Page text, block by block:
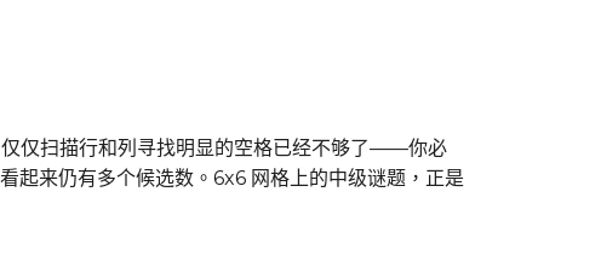
仅仅扫描行和列寻找明显的空格已经不够了——你必
起来仍有多个候选数。6x6 网格上的中级谜题，正是